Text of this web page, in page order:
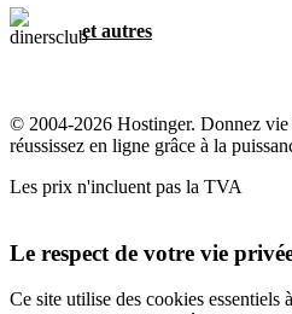
et autres
© 2004-2026 Hostinger. Donnez vie
réussissez en ligne grâce à la
Les prix n'incluent pas la TVA
Le respect de votre vie
Ce site utilise des cookies essentiels